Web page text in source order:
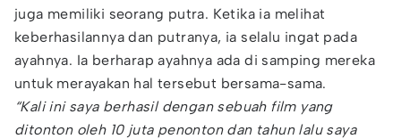
juga memiliki seorang putra. Ketika ia melihat
keberhasilannya dan putranya, ia selalu ingat pada
ayahnya. Ia berharap ayahnya ada di samping mereka
untuk merayakan hal tersebut bersama-sama.
“Kali ini saya berhasil dengan sebuah film yang
ditonton oleh 10 juta penonton dan tahun lalu saya